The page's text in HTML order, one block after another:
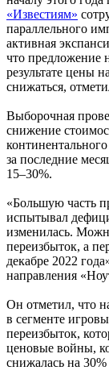
«Известиям»
параллельного
активная
что предложение
результате цены
снижаться,
Выборочная
снижение
за последние
15–30%.
«Большую часть
испытывал
изменилась.
переизбыток, а
декабре 2022
направления
Он отметил, что
в сегменте
переизбыток,
ценовые войны,
снижалась на